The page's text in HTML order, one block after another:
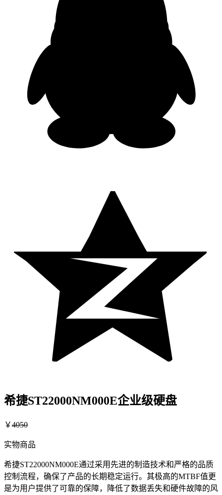
希捷ST22000NM000E企业级硬盘
￥4050
实物商品
希捷ST22000NM000E通过采用先进的制造技术和严格的品质
控制流程，确保了产品的长期稳定运行。其极高的MTBF值更
是为用户提供了可靠的保障，降低了数据丢失和硬件故障的风